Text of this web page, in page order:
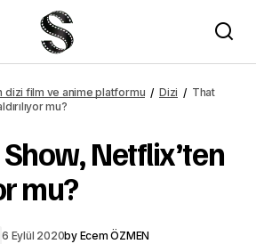
dizi film ve anime platformu Dizi
That
mu?
Netflix’ten
mu?
6 Eylül 2020by Ecem ÖZMEN